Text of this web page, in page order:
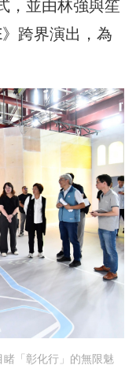
，並由林強與笙
跨界演出，為
「彰化行」的無限魅